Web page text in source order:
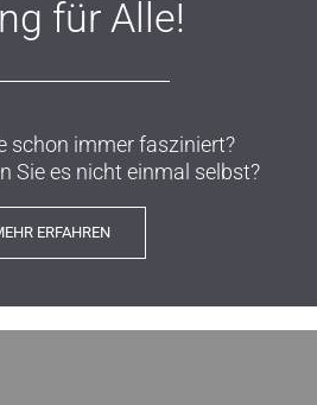
für Alle!
schon immer fasziniert?
Sie es nicht einmal selbst?
ERFAHREN